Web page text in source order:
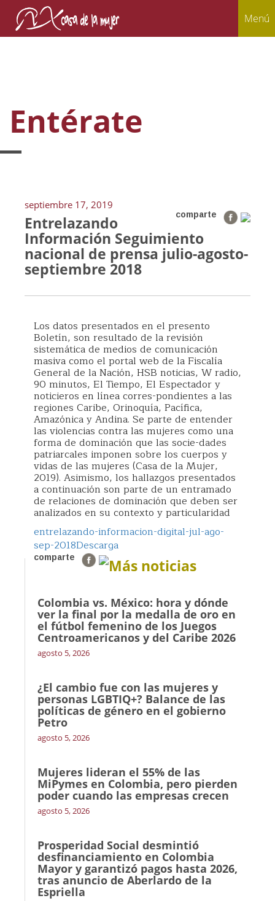
Menú
Entérate
septiembre 17, 2019
comparte
Entrelazando
Información Seguimiento
nacional de prensa julio-agosto-
septiembre 2018
Los datos presentados en el presento
Boletín, son resultado de la revisión
sistemática de medios de comunicación
masiva como el portal web de la Fiscalía
General de la Nación, HSB noticias, W radio,
90 minutos, El Tiempo, El Espectador y
noticieros en línea corres-pondientes a las
regiones Caribe, Orinoquía, Pacífica,
Amazónica y Andina. Se parte de entender
las violencias contra las mujeres como una
forma de dominación que las socie-dades
patriarcales imponen sobre los cuerpos y
vidas de las mujeres (Casa de la Mujer,
2019). Asimismo, los hallazgos presentados
a continuación son parte de un entramado
de relaciones de dominación que deben ser
analizados en su contexto y particularidad
entrelazando-informacion-digital-jul-ago-
sep-2018Descarga
comparte Más noticias
Colombia vs. México: hora y dónde
ver la final por la medalla de oro en
el fútbol femenino de los Juegos
Centroamericanos y del Caribe 2026
agosto 5, 2026
¿El cambio fue con las mujeres y
personas LGBTIQ+? Balance de las
políticas de género en el gobierno
Petro
agosto 5, 2026
Mujeres lideran el 55% de las
MiPymes en Colombia, pero pierden
poder cuando las empresas crecen
agosto 5, 2026
Prosperidad Social desmintió
desfinanciamiento en Colombia
Mayor y garantizó pagos hasta 2026,
tras anuncio de Aberlardo de la
Espriella